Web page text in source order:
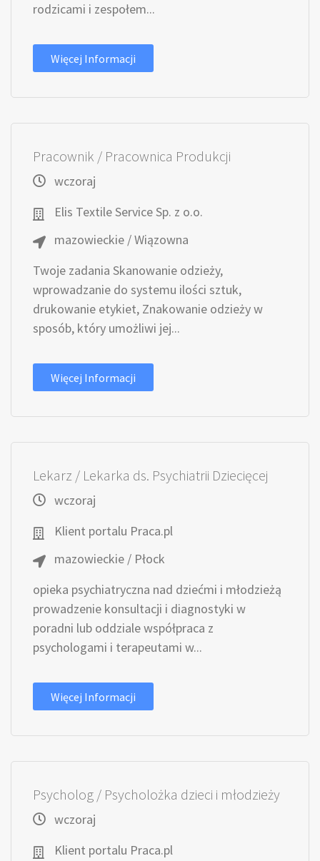
rodzicami i zespołem...
Więcej Informacji
Pracownik / Pracownica Produkcji
wczoraj
Elis Textile Service Sp. z o.o.
mazowieckie / Wiązowna
Twoje zadania Skanowanie odzieży,
wprowadzanie do systemu ilości sztuk,
drukowanie etykiet, Znakowanie odzieży w
sposób, który umożliwi jej...
Więcej Informacji
Lekarz / Lekarka ds. Psychiatrii Dziecięcej
wczoraj
Klient portalu Praca.pl
mazowieckie / Płock
opieka psychiatryczna nad dziećmi i młodzieżą
prowadzenie konsultacji i diagnostyki w
poradni lub oddziale współpraca z
psychologami i terapeutami w...
Więcej Informacji
Psycholog / Psycholożka dzieci i młodzieży
wczoraj
Klient portalu Praca.pl